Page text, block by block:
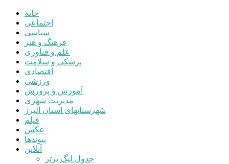
خانه
اجتماعی
سیاسی
فرهنگ و هنر
علم و فناوری
پزشکی و سلامت
اقتصادی
ورزشی
آموزش و پرورش
مدیریت شهری
شهرستانهای استان البرز
فیلم
عکس
پیوندها
آنلاین
جدول لیگ برتر